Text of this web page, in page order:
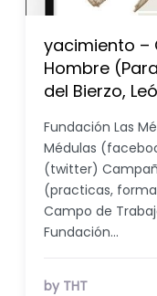
yacimiento –
Hombre
del Bierzo,
Fundación Las
Médulas
(twitter)
(practicas,
Campo de
Fundación…
by THT